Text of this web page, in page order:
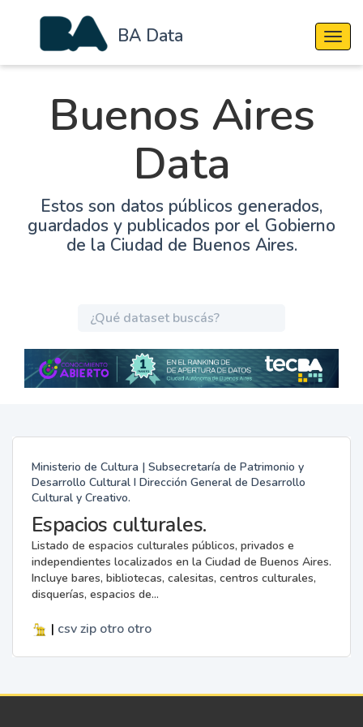
BA Data
Buenos Aires
Data
Estos son datos públicos generados,
guardados y publicados por el Gobierno
de la Ciudad de Buenos Aires.
Ministerio de Cultura | Subsecretaría de Patrimonio y
Desarrollo Cultural I Dirección General de Desarrollo
Cultural y Creativo.
Espacios culturales.
Listado de espacios culturales públicos, privados e
independientes localizados en la Ciudad de Buenos Aires.
Incluye bares, bibliotecas, calesitas, centros culturales,
disquerías, espacios de...
| csv zip otro otro